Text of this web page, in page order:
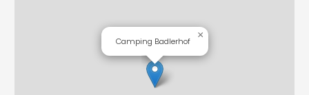
Camping Badlerhof
×